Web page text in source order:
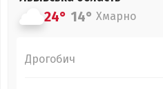
24° 14° Хмарно
Дрогобич